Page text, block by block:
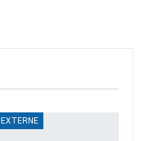
EXTERNE